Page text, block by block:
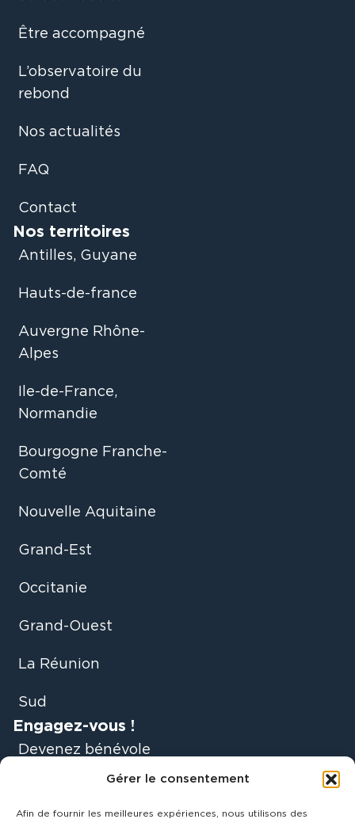
Gérer le consentement
Afin de fournir les meilleures expériences, nous utilisons des
Être accompagné
L’observatoire du
rebond
Nos actualités
FAQ
Contact
Nos territoires
Antilles, Guyane
Hauts-de-france
Auvergne Rhône-
Alpes
Ile-de-France,
Normandie
Bourgogne Franche-
Comté
Nouvelle Aquitaine
Grand-Est
Occitanie
Grand-Ouest
La Réunion
Sud
Engagez-vous !
Devenez bénévole